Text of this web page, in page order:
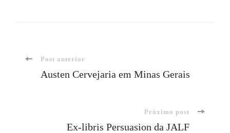
Navegação
Post anterior
Austen Cervejaria em Minas Gerais
Próximo post
Ex-libris Persuasion da JALF